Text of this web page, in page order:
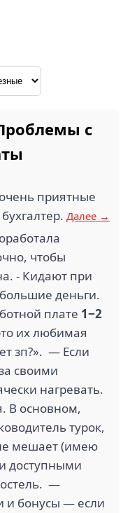
с
приятные
Далее →
чтобы
- Кидают при
деньги.
плате 1−2
их любимая
зп?». — Если
своими
нагревать.
В основном,
турок,
мешает (имею
доступными
—
бонусы — если